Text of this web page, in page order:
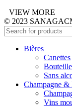
VIEW MORE
© 2023
Bières
Canettes
Sans
Champagne &
Vins